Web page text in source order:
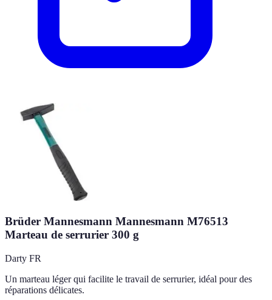
Brüder Mannesmann Mannesmann M76513
Marteau de serrurier 300 g
Darty FR
Un marteau léger qui facilite le travail de serrurier, idéal pour des
réparations délicates.